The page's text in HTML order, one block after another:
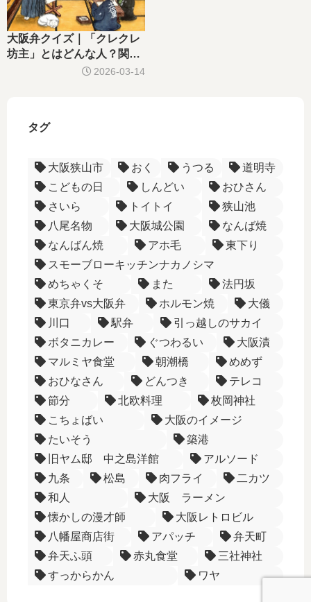
大阪弁クイズ｜「クレクレ
坊主」とはどんな人？関西
ぽい言い回しを解説 ーフ
2026-03-14
タグ
大阪狭山市 おく うつる
道明寺
こどもの日
しんどい
おひさん
さいら
トイトイ
狭山池
八尾名物
大阪城公園
なんば焼
なんばん焼
アホ毛
東下り
スモーブローキッチンナカノシマ
めちゃくそ
また
法円坂
東京弁vs大阪弁
ホルモン焼
大儀
川口
駅弁
引っ越しのサカイ
ボタニカレー
ぐつわるい
大阪漬
マルミヤ食堂
朝潮橋
めめず
おひなさん
どんつき
テレコ
節分
北欧料理
枚岡神社
こちょばい
大阪のイメージ
たいそう
築港
旧ヤム邸 中之島洋館
アルソード
九条
松島 肉フライ
二カツ
和人
大阪 ラーメン
懐かしの漫才師
大阪レトロビル
八幡屋商店街
アパッチ
弁天町
弁天ふ頭
赤丸食堂
三社神社
すっからかん
ワヤ